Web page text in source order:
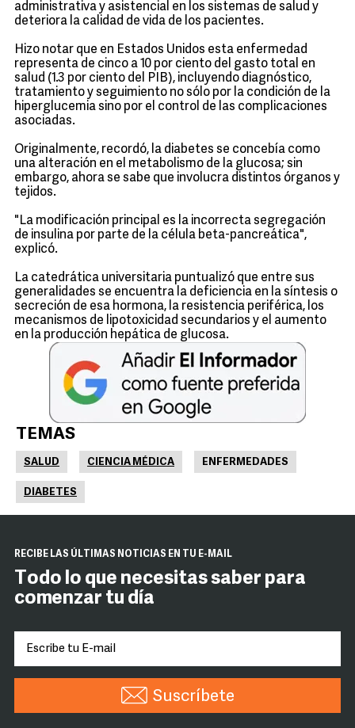
administrativa y asistencial en los sistemas de salud y
deteriora la calidad de vida de los pacientes.
Hizo notar que en Estados Unidos esta enfermedad
representa de cinco a 10 por ciento del gasto total en
salud (1.3 por ciento del PIB), incluyendo diagnóstico,
tratamiento y seguimiento no sólo por la condición de la
hiperglucemia sino por el control de las complicaciones
asociadas.
Originalmente, recordó, la diabetes se concebía como
una alteración en el metabolismo de la glucosa; sin
embargo, ahora se sabe que involucra distintos órganos y
tejidos.
"La modificación principal es la incorrecta segregación
de insulina por parte de la célula beta-pancreática",
explicó.
La catedrática universitaria puntualizó que entre sus
generalidades se encuentra la deficiencia en la síntesis o
secreción de esa hormona, la resistencia periférica, los
mecanismos de lipotoxicidad secundarios y el aumento
en la producción hepática de glucosa.
TEMAS
SALUD CIENCIA MÉDICA ENFERMEDADES
DIABETES
RECIBE LAS ÚLTIMAS NOTICIAS EN TU E-MAIL
Todo lo que necesitas saber para
comenzar tu día
Suscríbete